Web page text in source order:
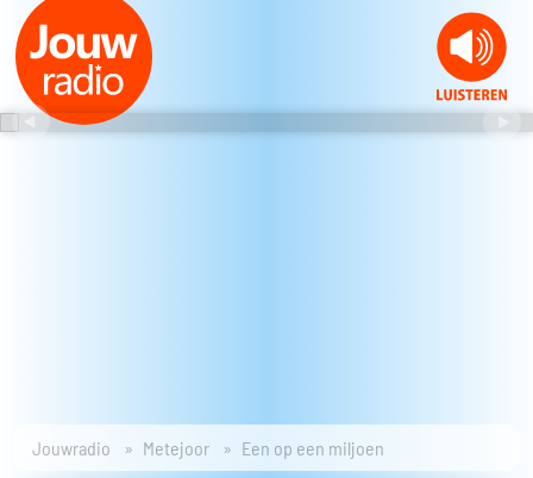
Jouwradio Metejoor Een op een miljoen